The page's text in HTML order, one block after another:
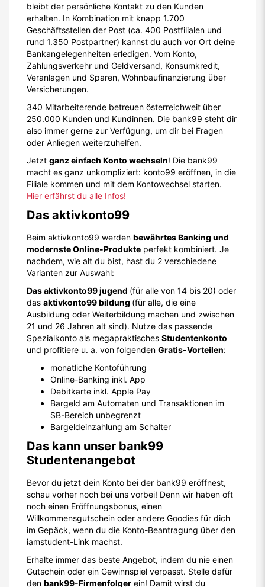
bleibt der persönliche Kontakt zu den Kunden
erhalten. In Kombination mit knapp 1.700
Geschäftsstellen der Post (ca. 400 Postfilialen und
rund 1.350 Postpartner) kannst du auch vor Ort deine
Bankangelegenheiten erledigen. Vom Konto,
Zahlungsverkehr und Geldversand, Konsumkredit,
Veranlagen und Sparen, Wohnbaufinanzierung über
Versicherungen.
340 Mitarbeiterende betreuen österreichweit über
250.000 Kunden und Kundinnen. Die bank99 steht dir
also immer gerne zur Verfügung, um dir bei Fragen
oder Anliegen weiterzuhelfen.
Jetzt ganz einfach Konto wechseln! Die bank99
macht es ganz unkompliziert: konto99 eröffnen, in die
Filiale kommen und mit dem Kontowechsel starten.
Hier erfährst du alle Infos!
Das aktivkonto99
Beim aktivkonto99 werden bewährtes Banking und
modernste Online-Produkte perfekt kombiniert. Je
nachdem, wie alt du bist, hast du 2 verschiedene
Varianten zur Auswahl:
Das aktivkonto99 jugend (für alle von 14 bis 20) oder
das aktivkonto99 bildung (für alle, die eine
Ausbildung oder Weiterbildung machen und zwischen
21 und 26 Jahren alt sind). Nutze das passende
Spezialkonto als megapraktisches Studentenkonto
und profitiere u. a. von folgenden Gratis-Vorteilen:
monatliche Kontoführung
Online-Banking inkl. App
Debitkarte inkl. Apple Pay
Bargeld am Automaten und Transaktionen im
SB-Bereich unbegrenzt
Bargeldeinzahlung am Schalter
Das kann unser bank99
Studentenangebot
Bevor du jetzt dein Konto bei der bank99 eröffnest,
schau vorher noch bei uns vorbei! Denn wir haben oft
noch einen Eröffnungsbonus, einen
Willkommensgutschein oder andere Goodies für dich
im Gepäck, wenn du die Konto-Beantragung über den
iamstudent-Link machst.
Erhalte immer das beste Angebot, indem du nie einen
Gutschein oder ein Gewinnspiel verpasst. Stelle dafür
den bank99-Firmenfolger ein! Damit wirst du